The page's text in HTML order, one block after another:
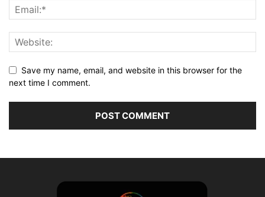
Save my name, email, and website in this browser for the
next time I comment.